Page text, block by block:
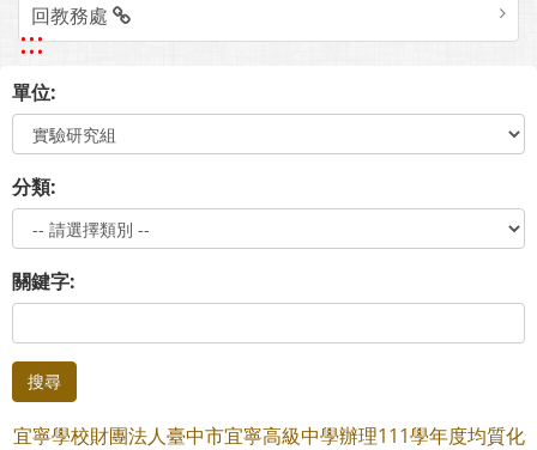
回教務處
:::
單位:
分類:
關鍵字:
搜尋
宜寧學校財團法人臺中市宜寧高級中學辦理111學年度均質化